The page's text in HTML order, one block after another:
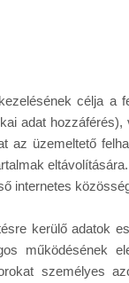
célja a
adat hozzáférés),
az üzemeltető
eltávolítására.
internetes
kerülő adatok
működésének
személyes